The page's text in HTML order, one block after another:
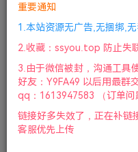
版本：v1.0.3|容量
标|2024年07月17号更新
游戏简介
在《反乌托邦》这个由您
重要通知
1.本站资源无广告,无捆绑,无
2.收藏：ssyou.top 防止失
3.由于微信被封，沟通工具
好友：Y9FA49 以后用最群
qq：1613947583 （订单问
链接好多失效了，正在补链
客服优先上传